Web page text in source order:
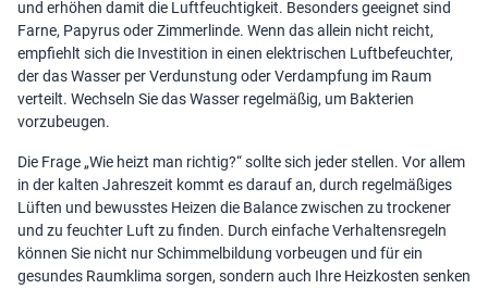
und erhöhen damit die Luftfeuchtigkeit. Besonders geeignet sind
Farne, Papyrus oder Zimmerlinde. Wenn das allein nicht reicht,
empfiehlt sich die Investition in einen elektrischen Luftbefeuchter,
der das Wasser per Verdunstung oder Verdampfung im Raum
verteilt. Wechseln Sie das Wasser regelmäßig, um Bakterien
vorzubeugen.
Die Frage „Wie heizt man richtig?“ sollte sich jeder stellen. Vor allem
in der kalten Jahreszeit kommt es darauf an, durch regelmäßiges
Lüften und bewusstes Heizen die Balance zwischen zu trockener
und zu feuchter Luft zu finden. Durch einfache Verhaltensregeln
können Sie nicht nur Schimmelbildung vorbeugen und für ein
gesundes Raumklima sorgen, sondern auch Ihre Heizkosten senken